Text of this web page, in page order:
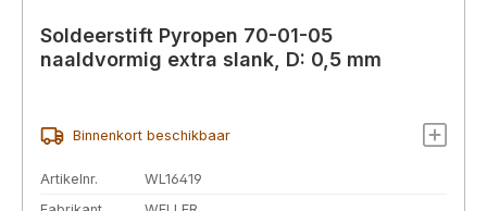
Soldeerstift Pyropen 70-01-05
naaldvormig extra slank, D: 0,5 mm
Binnenkort beschikbaar
Artikelnr.
WL16419